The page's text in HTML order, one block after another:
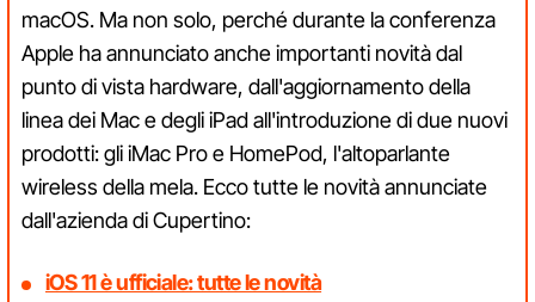
macOS. Ma non solo, perché durante la conferenza
Apple ha annunciato anche importanti novità dal
punto di vista hardware, dall'aggiornamento della
linea dei Mac e degli iPad all'introduzione di due nuovi
prodotti: gli iMac Pro e HomePod, l'altoparlante
wireless della mela. Ecco tutte le novità annunciate
dall'azienda di Cupertino:
iOS 11 è ufficiale: tutte le novità